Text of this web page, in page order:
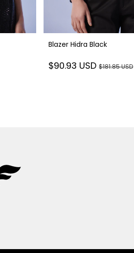
Blazer Hidra Black
$90.93 USD$181.85 USD